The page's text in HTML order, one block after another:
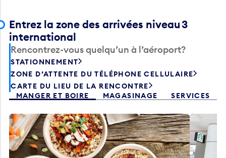
Entrez la zone des arrivées niveau 3
international
Rencontrez-vous quelqu’un à l’aéroport?
STATIONNEMENT
ZONE D’ATTENTE DU TÉLÉPHONE CELLULAIRE
CARTE DU LIEU DE LA RENCONTRE
MANGER ET BOIRE
MAGASINAGE SERVICES